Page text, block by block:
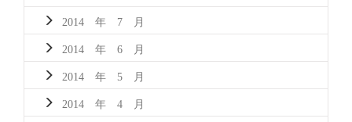
2014 年 7 月
2014 年 6 月
2014 年 5 月
2014 年 4 月